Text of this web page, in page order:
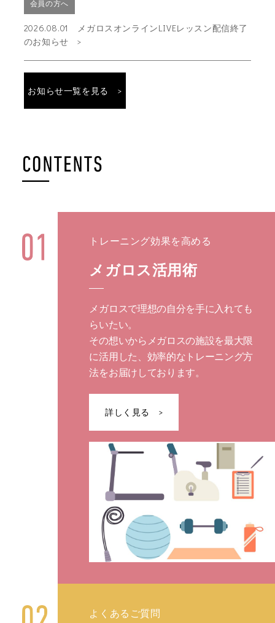
会員の方へ
2026.08.01 メガロスオンラインLIVEレッスン配信終了
のお知らせ
お知らせ一覧を見る
トレーニング効果を高める
メガロス活用術
メガロスで理想の自分を手に入れても
らいたい。
その想いからメガロスの施設を最大限
に活用した、効率的なトレーニング方
法をお届けしております。
詳しく見る
よくあるご質問